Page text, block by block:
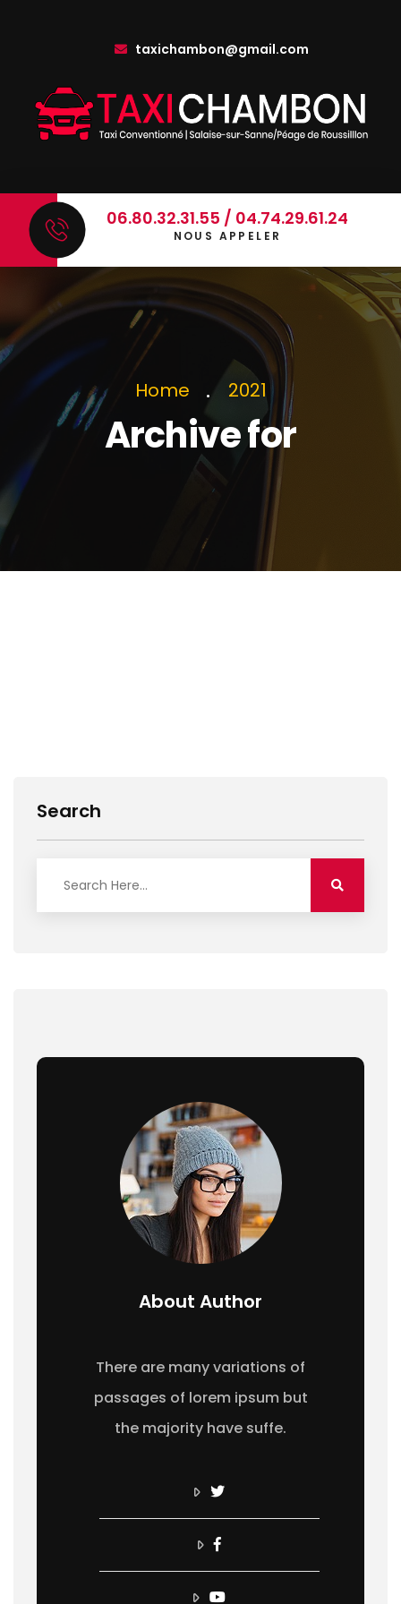
taxichambon@gmail.com
06.80.32.31.55 / 04.74.29.61.24
NOUS APPELER
Home 2021
Archive for
Search
About Author
There are many variations of
passages of lorem ipsum but
the majority have suffe.